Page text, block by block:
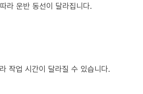
라 운반 동선이 달라집니다.
작업 시간이 달라질 수 있습니다.